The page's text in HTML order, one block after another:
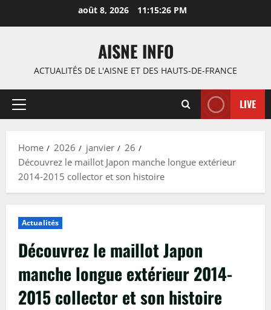
août 8, 2026 11:15:27 PM
AISNE INFO
ACTUALITÉS DE L'AISNE ET DES HAUTS-DE-FRANCE
Primary
LIVE
Home 2026 janvier
26
Découvrez le maillot Japon manche longue extérieur
2014-2015 collector et son histoire
Actualités
Découvrez le maillot Japon
manche longue extérieur 2014-
2015 collector et son histoire